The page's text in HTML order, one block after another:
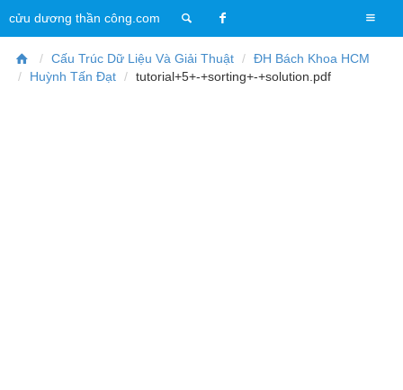
T
o
g
cửu dương thần công.com
Cấu Trúc Dữ Liệu Và Giải Thuật
ĐH Bách Khoa HCM
Huỳnh Tấn Đạt
tutorial+5+-+sorting+-+solution.pdf